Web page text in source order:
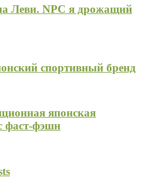
Леви. NPC я дрожащий
спортивный бренд
японская
фаст-фэшн